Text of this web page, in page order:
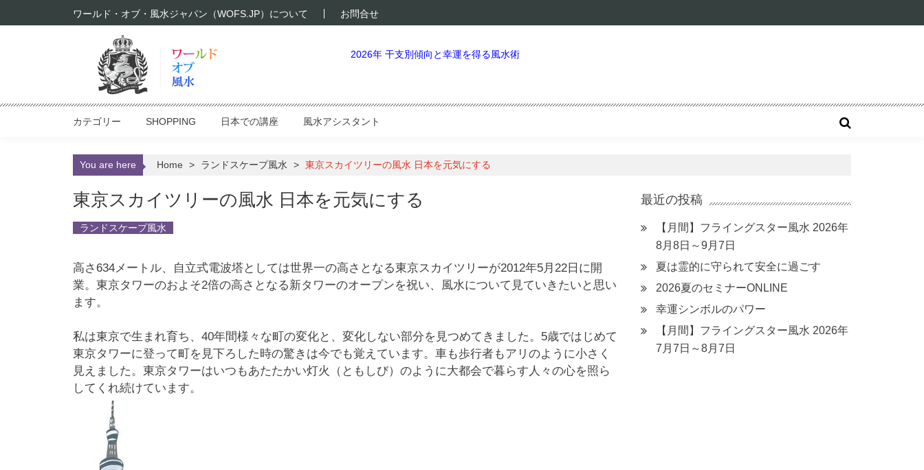
ワールド・オブ・風水ジャパン（WOFS.JP）について お問合せ
2026年 干支別傾向と幸運を得る風水術
カテゴリー SHOPPING 日本での講座 風水アシスタント
You are here Home > ランドスケープ風水 > 東京スカイツリーの風水 日本を元気にする
東京スカイツリーの風水 日本を元気にする
ランドスケープ風水
高さ634メートル、自立式電波塔としては世界一の高さとなる東京スカイツリーが2012年5月22日に開
業。東京タワーのおよそ2倍の高さとなる新タワーのオープンを祝い、風水について見ていきたいと思い
ます。
私は東京で生まれ育ち、40年間様々な町の変化と、変化しない部分を見つめてきました。5歳ではじめて
東京タワーに登って町を見下ろした時の驚きは今でも覚えています。車も歩行者もアリのように小さく
見えました。東京タワーはいつもあたたかい灯火（ともしび）のように大都会で暮らす人々の心を照ら
してくれ続けています。
最近の投稿
【月間】フライングスター風水 2026年
8月8日～9月7日
夏は霊的に守られて安全に過ごす
2026夏のセミナーONLINE
幸運シンボルのパワー
【月間】フライングスター風水 2026年
7月7日～8月7日